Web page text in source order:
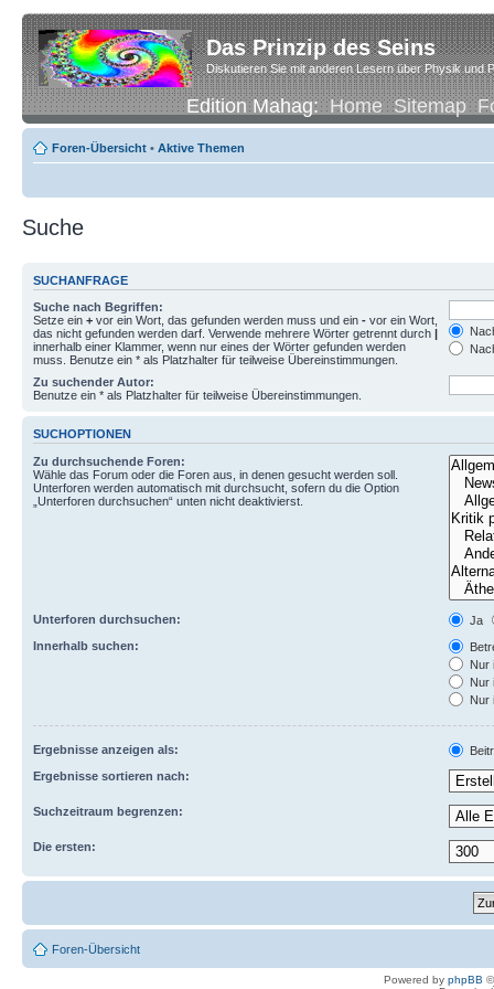
Das Prinzip des Seins
Diskutieren Sie mit anderen Lesern über Physik und
Edition Mahag:Home Sitemap
Foren-Übersicht • Aktive Themen
Suche
SUCHANFRAGE
Suche nach Begriffen:
Setze ein + vor ein Wort, das gefunden werden muss und ein - vor ein Wort,
das nicht gefunden werden darf. Verwende mehrere Wörter getrennt durch |
innerhalb einer Klammer, wenn nur eines der Wörter gefunden werden
muss. Benutze ein * als Platzhalter für teilweise Übereinstimmungen.
Zu suchender Autor:
Benutze ein * als Platzhalter für teilweise Übereinstimmungen.
SUCHOPTIONEN
Zu durchsuchende Foren:
Wähle das Forum oder die Foren aus, in denen gesucht werden soll.
Unterforen werden automatisch mit durchsucht, sofern du die Option
„Unterforen durchsuchen“ unten nicht deaktivierst.
Unterforen durchsuchen:
Ja
Innerhalb suchen:
Nur
Nur
Nur
Ergebnisse anzeigen als:
Ergebnisse sortieren nach:
Suchzeitraum begrenzen:
Die ersten:
Foren-Übersicht
Powered by phpBB